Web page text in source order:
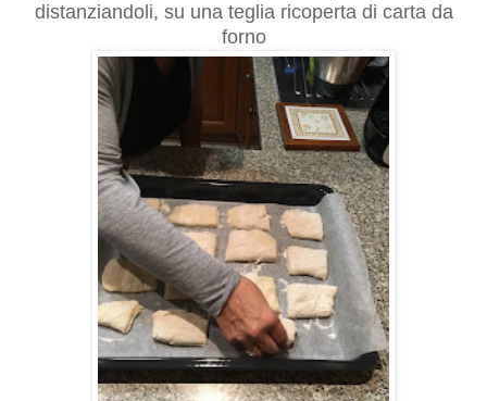
distanziandoli, su una teglia ricoperta di carta da
forno